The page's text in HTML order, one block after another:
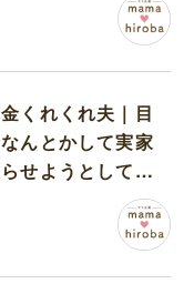
金くれくれ夫｜目
んとかして実家
せようとしてく